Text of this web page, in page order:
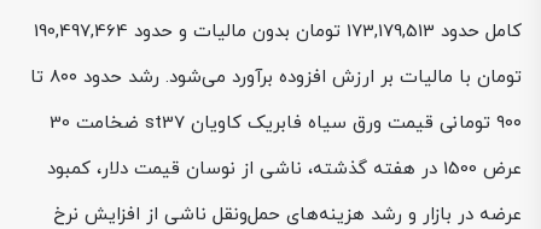
کامل حدود 173,179,513 تومان بدون مالیات و حدود 190,497,464
تومان با مالیات بر ارزش افزوده برآورد می‌شود. رشد حدود ۸۰۰ تا
۹۰۰ تومانی قیمت ورق سیاه فابریک کاویان st37 ضخامت 30
عرض 1500 در هفته گذشته، ناشی از نوسان قیمت دلار، کمبود
عرضه در بازار و رشد هزینه‌های حمل‌ونقل ناشی از افزایش نرخ